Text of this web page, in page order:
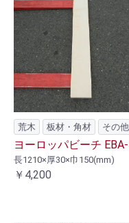
荒木 板材・角材 その他
ヨーロッパビーチ
長1210×厚30×巾150(mm)
￥4,200